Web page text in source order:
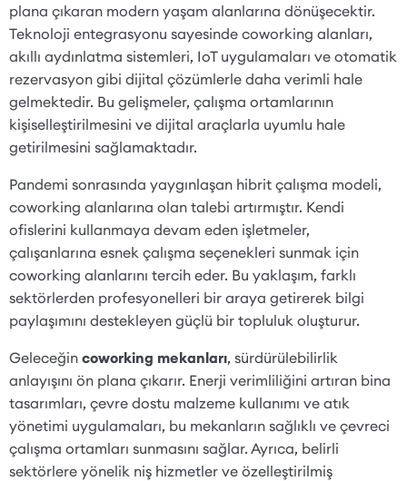
plana çıkaran modern yaşam alanlarına dönüşecektir.
Teknoloji entegrasyonu sayesinde coworking alanları,
akıllı aydınlatma sistemleri, IoT uygulamaları ve otomatik
rezervasyon gibi dijital çözümlerle daha verimli hale
gelmektedir. Bu gelişmeler, çalışma ortamlarının
kişiselleştirilmesini ve dijital araçlarla uyumlu hale
getirilmesini sağlamaktadır.
Pandemi sonrasında yaygınlaşan hibrit çalışma modeli,
coworking alanlarına olan talebi artırmıştır. Kendi
ofislerini kullanmaya devam eden işletmeler,
çalışanlarına esnek çalışma seçenekleri sunmak için
coworking alanlarını tercih eder. Bu yaklaşım, farklı
sektörlerden profesyonelleri bir araya getirerek bilgi
paylaşımını destekleyen güçlü bir topluluk oluşturur.
Geleceğin coworking mekanları, sürdürülebilirlik
anlayışını ön plana çıkarır. Enerji verimliliğini artıran bina
tasarımları, çevre dostu malzeme kullanımı ve atık
yönetimi uygulamaları, bu mekanların sağlıklı ve çevreci
çalışma ortamları sunmasını sağlar. Ayrıca, belirli
sektörlere yönelik niş hizmetler ve özelleştirilmiş